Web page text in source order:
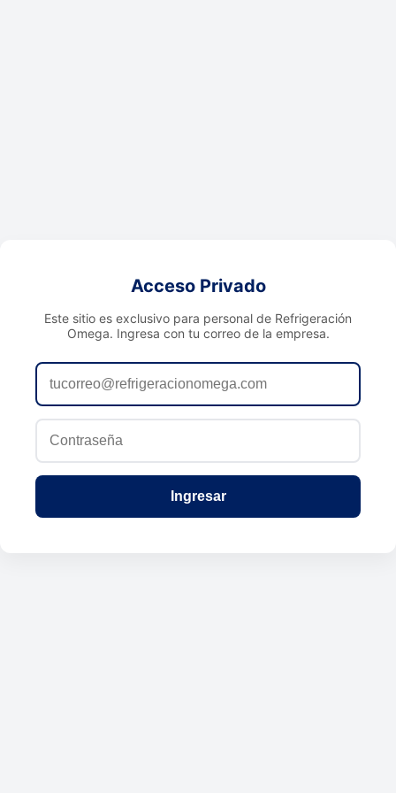
Acceso Privado
Este sitio es exclusivo para personal de Refrigeración
Omega. Ingresa con tu correo de la empresa.
Ingresar